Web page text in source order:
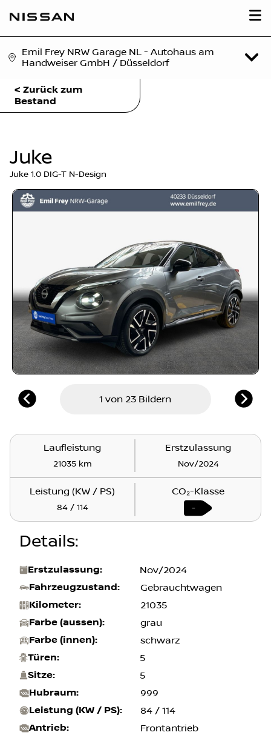
Emil Frey NRW Garage NL - Autohaus am
Handweiser GmbH / Düsseldorf
< Zurück zum
Bestand
Juke
Juke 1.0 DIG-T N-Design
1 von 23 Bildern
Laufleistung
21035 km
Erstzulassung
Nov/2024
Leistung (KW / PS)
84 / 114
CO₂-Klasse
-
Details:
Erstzulassung: Nov/2024
Fahrzeugzustand: Gebrauchtwagen
Kilometer: 21035
Farbe (aussen): grau
Farbe (innen): schwarz
Türen: 5
Sitze: 5
Hubraum: 999
Leistung (KW / PS): 84 / 114
Antrieb: Frontantrieb